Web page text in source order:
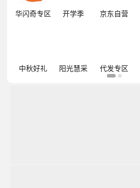
华闪奇专区 开学季 京东自营
中秋好礼 阳光慧采 代发专区